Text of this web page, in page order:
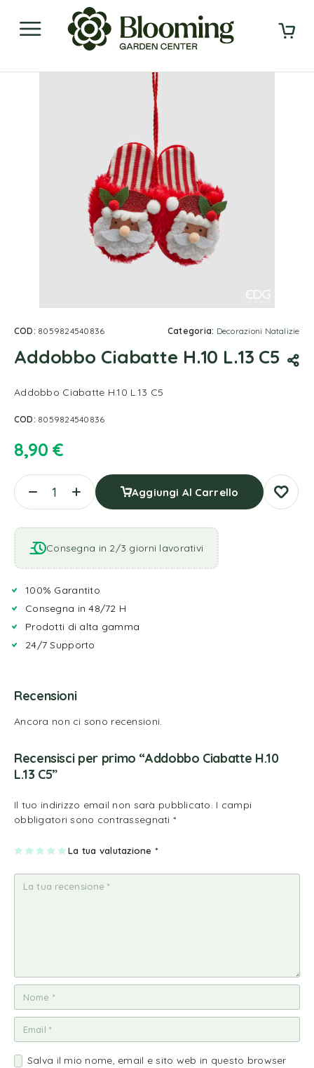
COD: 8059824540836 Categoria: Decorazioni Natalizie
Addobbo Ciabatte H.10 L.13 C5
Addobbo Ciabatte H.10 L.13 C5
COD: 8059824540836
8,90 €
Aggiungi Al Carrello
Consegna in 2/3 giorni lavorativi
100% Garantito
Consegna in 48/72 H
Prodotti di alta gamma
24/7 Supporto
Recensioni
Ancora non ci sono recensioni.
Recensisci per primo “Addobbo Ciabatte H.10
L.13 C5”
Il tuo indirizzo email non sarà pubblicato. I campi
obbligatori sono contrassegnati *
La tua valutazione *
1
a
2
e
su
5
3
e
su
5
4
e
su
5
5
e
su
5
Salva il mio nome, email e sito web in questo browser